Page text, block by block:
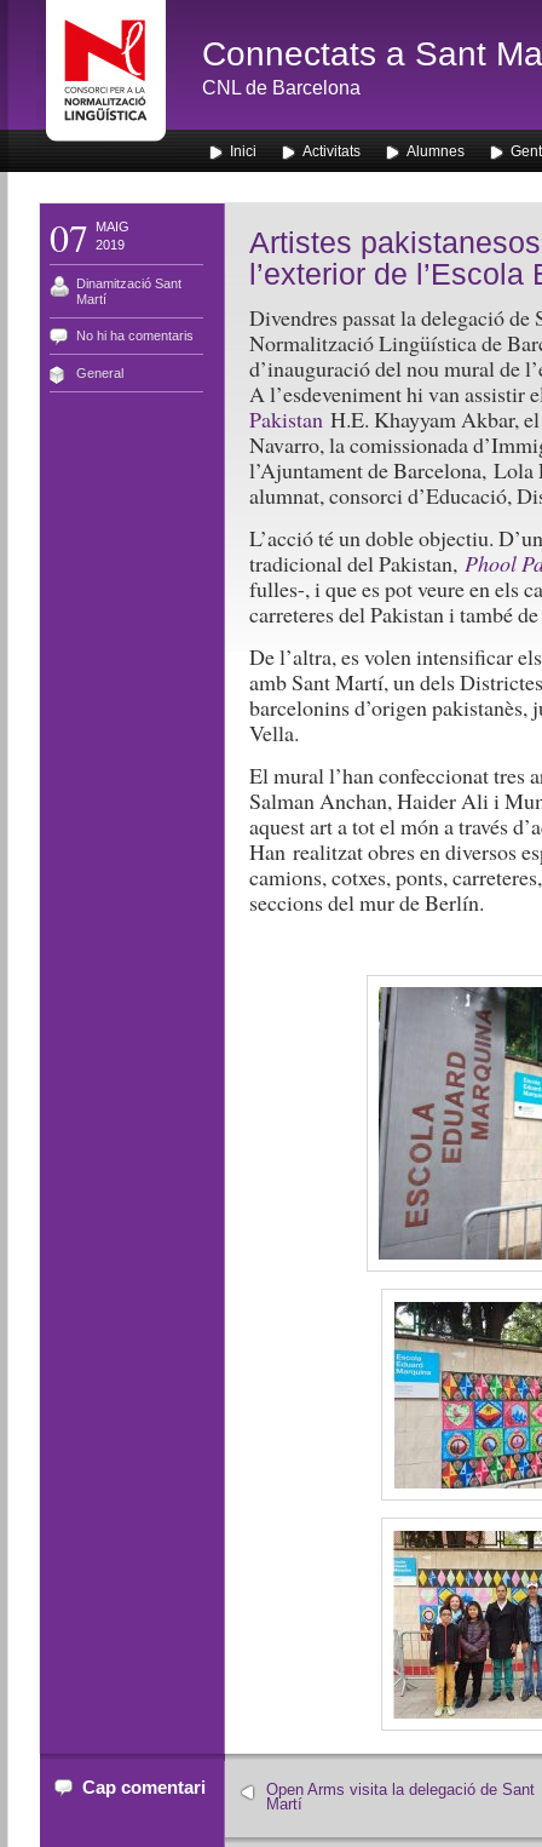
Connectats a Sant
CNL de Barcelona
Inici Activitats Alumnes
07
MAIG
2019
Dinamització Sant
Martí
No hi ha comentaris
General
Artistes
l’exterior de
Divendres passat la delegació
Normalització Lingüística de
d’inauguració del nou mural de
A l’esdeveniment hi van assistir
PakistanH.E. Khayyam Akbar,
Navarro, la comissionada
l’Ajuntament de Barcelona, Lola
alumnat, consorci d’Educació,
L’acció té un doble objectiu.
tradicional del Pakistan, Phool
fulles-, i que es pot veure en els
carreteres del Pakistan i també
De l’altra, es volen intensificar
amb Sant Martí, un dels
barcelonins d’origen
Vella.
El mural l’han confeccionat tres
Salman Anchan, Haider Ali i
aquest art a tot el món a través
Han realitzat obres en diversos
camions, cotxes, ponts,
seccions del mur de Berlín.
Cap comentari
Open Arms visita la delegació de Sant
Martí